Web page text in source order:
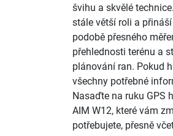
švihu a skvělé
stále větší roli a
podobě přesného
přehlednosti terénu a
plánování ran. Pokud
všechny potřebné
Nasaďte na ruku GPS
AIM W12, které vám
potřebujete, přesně